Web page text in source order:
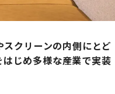
クリーンの内側にとど
じめ多様な産業で実装